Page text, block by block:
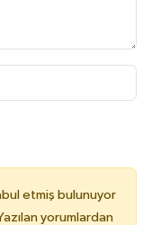
etmiş bulunuyor
yorumlardan